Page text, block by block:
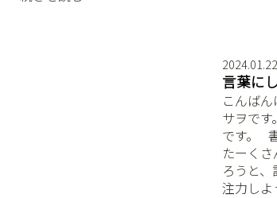
2024.01.22
言葉に
こんば
サヲです
です。
たーく
ろうと
注力しよ